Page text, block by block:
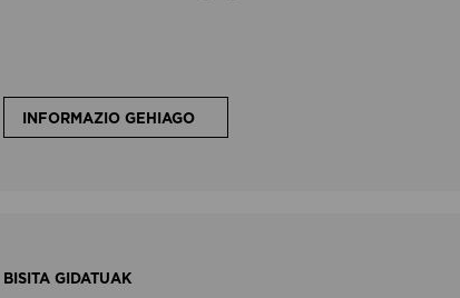
INFORMAZIO GEHIAGO
BISITA GIDATUAK